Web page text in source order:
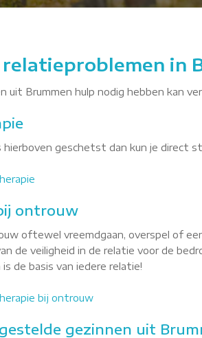
relatieproblemen in
uit Brummen hulp nodig hebben kan
hierboven geschetst dan kun je direct
ontrouw
oftewel vreemdgaan, overspel of
de veiligheid in de relatie voor de
de basis van iedere relatie!
bij ontrouw
gezinnen uit